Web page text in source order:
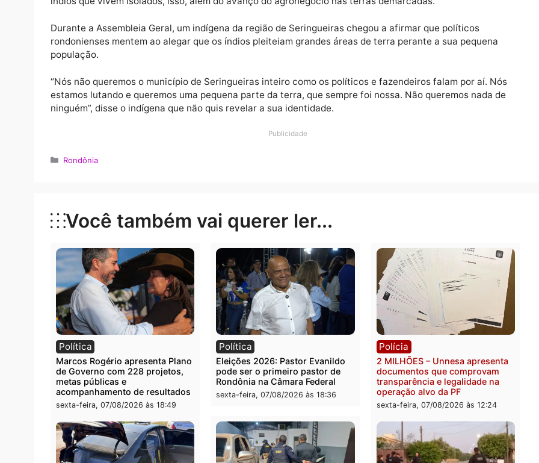
possessórias com derrubadas e queimadas, de madeireiros, garimpeiros caçadores e pescadores
afirmou a entidade.
Ainda segundo o conselho, existem invasões seguidas em Rondônia dentro de áreas onde ainda
índios que vivem isolados, isso, além do avanço do agronegócio nas terras demarcadas.
rondonienses mentem ao alegar que os índios pleiteiam grandes áreas de terra perante a sua
Categorias
Rondônia
Você também vai querer ler...